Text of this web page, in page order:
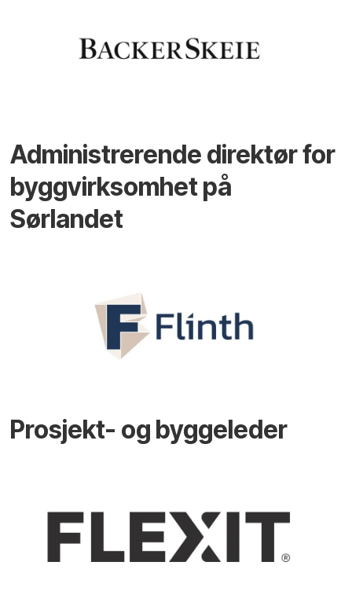
Administrerende direktør for
byggvirksomhet på
Sørlandet
Prosjekt- og byggeleder